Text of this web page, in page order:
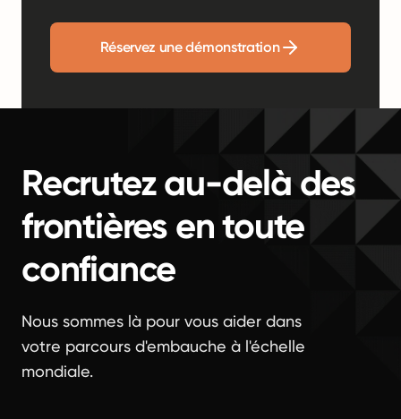
Réservez une démonstration
Recrutez au-delà des
frontières en toute
confiance
Nous sommes là pour vous aider dans
votre parcours d'embauche à l'échelle
mondiale.